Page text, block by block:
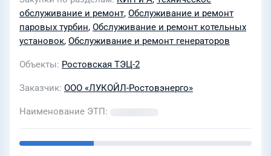
обслуживание и ремонт, Обслуживание и ремонт
паровых турбин, Обслуживание и ремонт котельных
установок, Обслуживание и ремонт генераторов
Объекты Ростовская ТЭЦ-2
Заказчик ООО «ЛУКОЙЛ-Ростовэнерго»
Наименование ЭТП